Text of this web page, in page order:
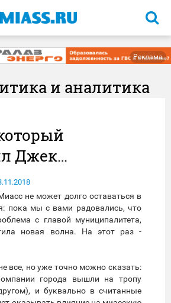
Реклама
и аналитика
Джек…
не может долго оставаться в
пока мы с вами радовались, что
с главой муниципалитета,
новая волна. На этот раз -
все, но уже точно можно сказать:
города вышли на тропу
и буквально в считанные